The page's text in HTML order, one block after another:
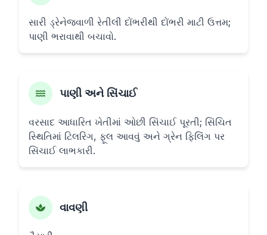
સારી ડ્રેનેજવાળી રેતીલી દોંભરીથી દોંભરી માટી ઉત્તમ;
પાણી ભરાવાથી બચાવો.
પાણી અને સિંચાઈ
વરસાદ આધારિત ખેતીમાં ઓછી સિંચાઈ પૂરતી; સિંચિત
સ્થિતિમાં ટિલરિંગ, ફૂલ આવવું અને ગ્રેન ફિલિંગ પર
સિંચાઈ લાભકારી.
વાવણી